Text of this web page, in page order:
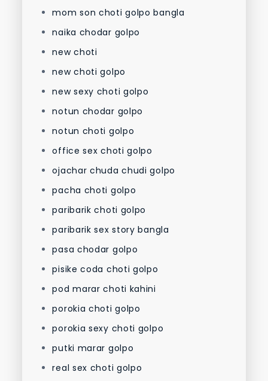
mom son choti golpo bangla
naika chodar golpo
new choti
new choti golpo
new sexy choti golpo
notun chodar golpo
notun choti golpo
office sex choti golpo
ojachar chuda chudi golpo
pacha choti golpo
paribarik choti golpo
paribarik sex story bangla
pasa chodar golpo
pisike coda choti golpo
pod marar choti kahini
porokia choti golpo
porokia sexy choti golpo
putki marar golpo
real sex choti golpo